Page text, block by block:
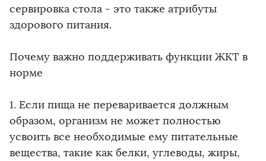
сервировка стола - это также атрибуты
здорового питания.
Почему важно поддерживать функции ЖКТ в
норме
1. Если пища не переваривается должным
образом, организм не может полностью
усвоить все необходимые ему питательные
вещества, такие как белки, углеводы, жиры,